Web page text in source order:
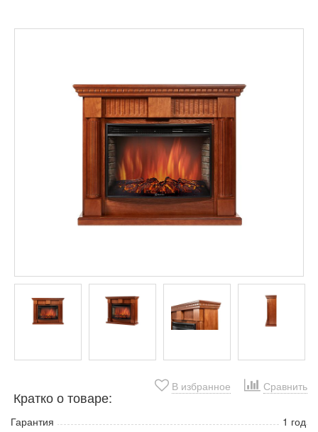
В избранное Сравнить
Кратко о товаре:
Гарантия
1 год